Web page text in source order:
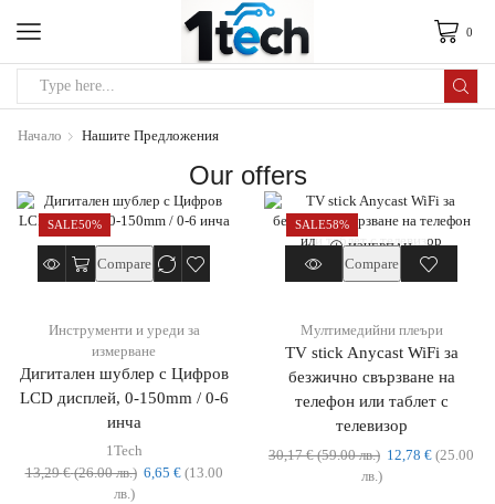
0
Начало Нашите Предложения
Our offers
SALE50%
Compare
Инструменти и уреди за
измерване
Дигитален шублер с Цифров
LCD дисплей, 0-150mm / 0-6
инча
1Tech
13,29€ (26.00 лв.) 6,65 € (13.00
лв.)
SALE58%
ИЗЧЕРПАН
Compare
Мултимедийни плеъри
TV stick Anycast WiFi за
безжично свързване на
телефон или таблет с
телевизор
30,17€ (59.00 лв.) 12,78 € (25.00
лв.)